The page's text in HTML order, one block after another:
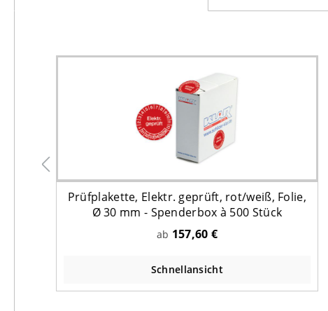
Prüfplakette, Elektr. geprüft, rot/weiß, Folie,
Ø 30 mm - Spenderbox à 500 Stück
ab 157,60 €
Schnellansicht